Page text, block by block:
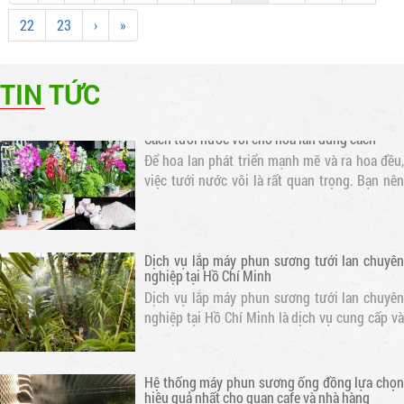
22
23 › »
TIN TỨC
Để hoa lan phát triển mạnh mẽ và ra hoa đều,
việc tưới nước vôi là rất quan trọng. Bạn nên
tưới nước cho hoa lan mỗi ngày vào buổi sáng
nghiệp tại Hồ Chí Minh
Dịch vụ lắp máy phun sương tưới lan chuyên
nghiệp tại Hồ Chí Minh là dịch vụ cung cấp và
lắp đặt các hệ thống phun sương chất lượng
hiệu quả nhất cho quan cafe và nhà hàng
Cửa hàng chuyên thi công lắp đặt hệ thống